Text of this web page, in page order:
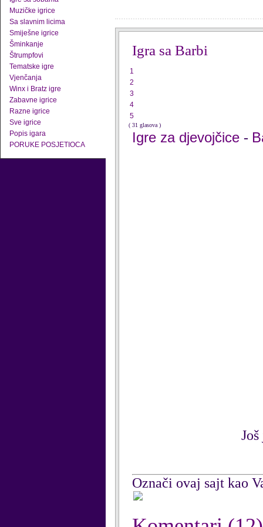
Muzičke igrice
Sa slavnim licima
Smiješne igrice
Šminkanje
Štrumpfovi
Tematske igre
Vjenčanja
Winx i Bratz igre
Zabavne igrice
Razne igrice
Sve igrice
Popis igara
PORUKE POSJETIOCA
Igra sa Barbi
1
2
3
4
5
( 31 glasova )
Igre za djevojčice -
Označi ovaj sajt kao